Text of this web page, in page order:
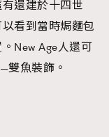
還建於十四世
看到當時焗麵包
New Age人還可
雙魚裝飾。